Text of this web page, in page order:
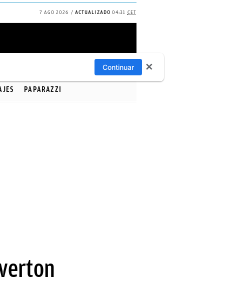
7 AGO 2026 ACTUALIZADO 04:31 CET
PAPARAZZI
Continuar ✕